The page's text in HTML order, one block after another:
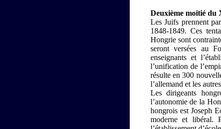
Deuxième moitié du
Les Juifs prennent
1848-1849. Ces
Hongrie sont
seront versées au
enseignants et
l’unification de
résulte en 300
l’allemand et les
Les dirigeants
l’autonomie de la
hongrois est Joseph
moderne et libéral.